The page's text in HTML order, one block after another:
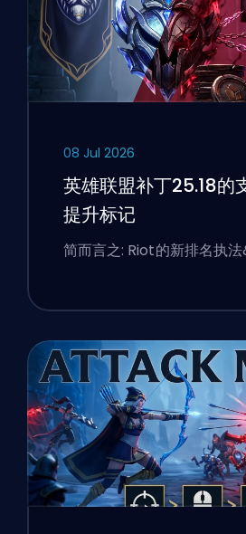
08 Jul 2026
英雄联盟补丁25.18的
提升标记
简而言之: Riot的新排名执